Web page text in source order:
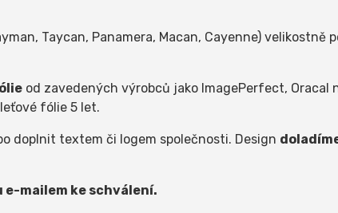
Taycan, Panamera, Macan, Cayenne) velikostně
od zavedených výrobců jako ImagePerfect, Oracal
fólie 5 let.
doplnit textem či logem společnosti. Design
e-mailem ke schválení.